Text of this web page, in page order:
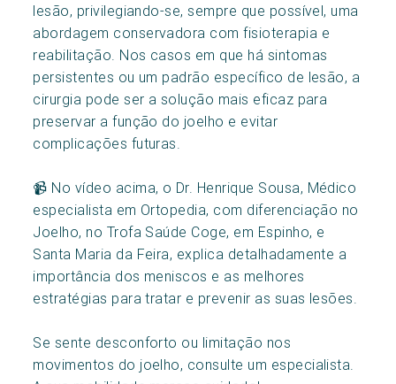
lesão, privilegiando-se, sempre que possível, uma
abordagem conservadora com fisioterapia e
reabilitação. Nos casos em que há sintomas
persistentes ou um padrão específico de lesão, a
cirurgia pode ser a solução mais eficaz para
preservar a função do joelho e evitar
complicações futuras.
📹 No vídeo acima, o Dr. Henrique Sousa, Médico
especialista em Ortopedia, com diferenciação no
Joelho, no Trofa Saúde Coge, em Espinho, e
Santa Maria da Feira, explica detalhadamente a
importância dos meniscos e as melhores
estratégias para tratar e prevenir as suas lesões.
Se sente desconforto ou limitação nos
movimentos do joelho, consulte um especialista.